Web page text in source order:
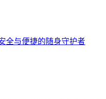
全与便捷的随身守护者